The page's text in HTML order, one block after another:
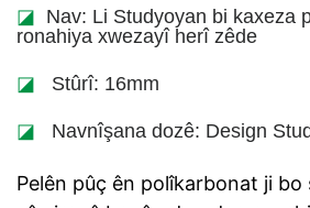
◪ Nav: Li Studyoyan bi kaxeza
ronahiya xwezayî herî zêde
◪ Stûrî: 16mm
◪ Navnîşana dozê: Design
Pelên pûç ên polîkarbonat ji bo